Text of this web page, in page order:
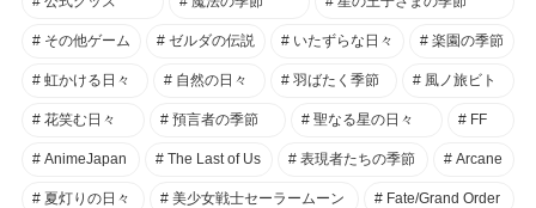
その他ゲーム ゼルダの伝説 いたずらな日々 楽園の季節
虹かける日々 自然の日々 羽ばたく季節 風ノ旅ビト
花笑む日々 預言者の季節 聖なる星の日々 FF
AnimeJapan The Last of Us 表現者たちの季節 Arcane
夏灯りの日々 美少女戦士セーラームーン Fate/Grand Order